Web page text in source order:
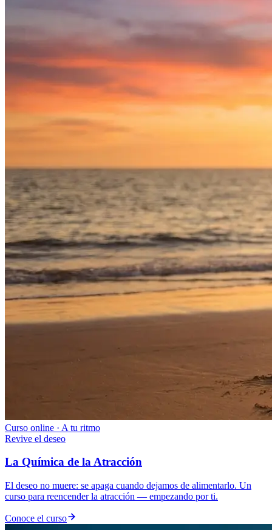
Curso online · A tu ritmo
Revive el deseo
La Química de la Atracción
El deseo no muere: se apaga cuando dejamos de alimentarlo. Un
curso para reencender la atracción — empezando por ti.
Conoce el curso